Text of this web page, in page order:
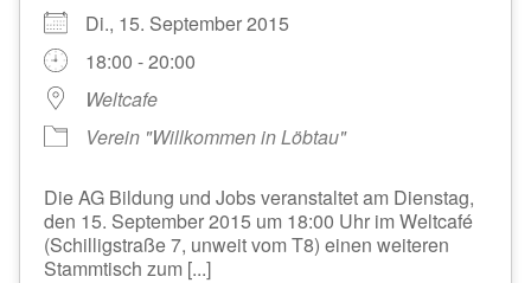
Di., 15. September 2015
18:00 - 20:00
Weltcafe
Verein "Willkommen in Löbtau"
Die AG Bildung und Jobs veranstaltet am Dienstag,
den 15. September 2015 um 18:00 Uhr im Weltcafé
(Schilligstraße 7, unweit vom T8) einen weiteren
Stammtisch zum [...]